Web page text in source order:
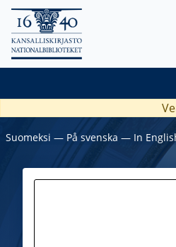
Suomeksi ― På svenska ― In